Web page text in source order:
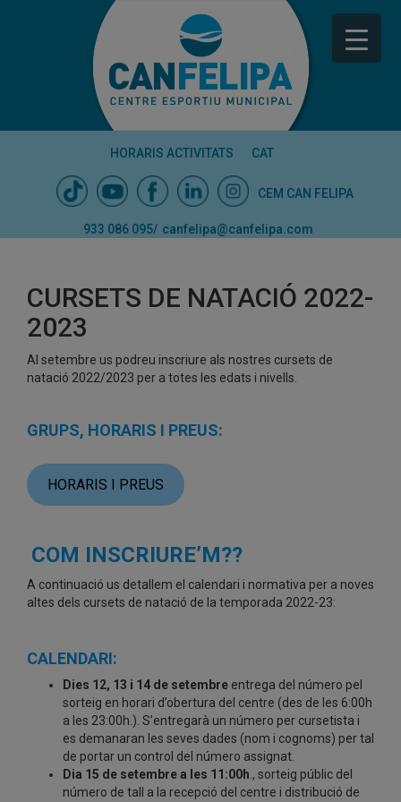
HORARIS ACTIVITATS CAT
CEM CAN FELIPA
933 086 095/ canfelipa@canfelipa.com
CURSETS DE NATACIÓ 2022-
2023
Al setembre us podreu inscriure als nostres cursets de
natació 2022/2023 per a totes les edats i nivells.
GRUPS, HORARIS I PREUS:
HORARIS I PREUS
COM INSCRIURE’M??
A continuació us detallem el calendari i normativa per a noves
altes dels cursets de natació de la temporada 2022-23:
CALENDARI:
Dies 12, 13 i 14 de setembre entrega del número pel
sorteig en horari d’obertura del centre (des de les 6:00h
a les 23:00h.). S’entregarà un número per cursetista i
es demanaran les seves dades (nom i cognoms) per tal
de portar un control del número assignat.
Dia 15 de setembre a les 11:00h ., sorteig públic del
número de tall a la recepció del centre i distribució de